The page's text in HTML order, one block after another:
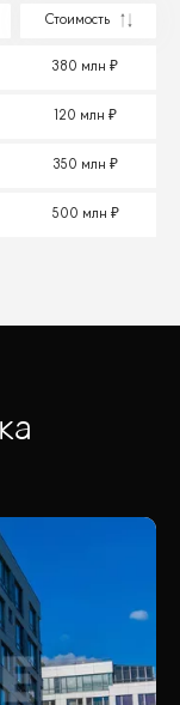
Стоимость
380 млн
120 млн
350 млн
500 млн